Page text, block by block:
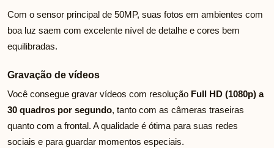
Com o sensor principal de 50MP, suas fotos em ambientes com
boa luz saem com excelente nível de detalhe e cores bem
equilibradas.
Gravação de vídeos
Você consegue gravar vídeos com resolução Full HD (1080p) a
30 quadros por segundo, tanto com as câmeras traseiras
quanto com a frontal. A qualidade é ótima para suas redes
sociais e para guardar momentos especiais.